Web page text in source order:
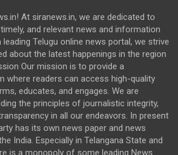
At siranews.in, we are dedicated to
and relevant news and information
Telugu online news portal, we strive
about the latest happenings in the region
Our mission is to provide a
where readers can access high-quality
educates, and engages. We are
the principles of journalistic integrity,
in all our endeavors. In present
has its own news paper and news
India. Especially in Telangana State and
is a monopoly of some leading News